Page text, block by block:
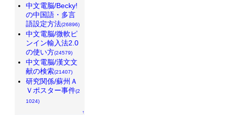
中文電脳/Becky!
の中国語・多言
語設定方法(26896)
中文電脳/微軟ピ
ンイン輸入法2.0
の使い方(24579)
中文電脳/漢文文
献の検索(21407)
研究関係/蘇州Ａ
Ｖポスター事件(2
1024)
↑